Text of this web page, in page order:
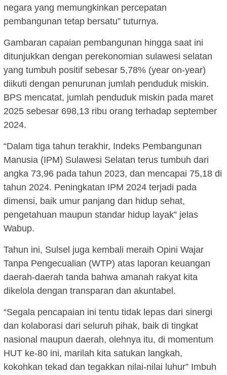
negara yang memungkinkan percepatan
pembangunan tetap bersatu” tuturnya.
Gambaran capaian pembangunan hingga saat ini
ditunjukkan dengan perekonomian sulawesi selatan
yang tumbuh positif sebesar 5,78% (year on-year)
diikuti dengan penurunan jumlah penduduk miskin.
BPS mencatat, jumlah penduduk miskin pada maret
2025 sebesar 698,13 ribu orang terhadap september
2024.
“Dalam tiga tahun terakhir, Indeks Pembangunan
Manusia (IPM) Sulawesi Selatan terus tumbuh dari
angka 73,96 pada tahun 2023, dan mencapai 75,18 di
tahun 2024. Peningkatan IPM 2024 terjadi pada
dimensi, baik umur panjang dan hidup sehat,
pengetahuan maupun standar hidup layak” jelas
Wabup.
Tahun ini, Sulsel juga kembali meraih Opini Wajar
Tanpa Pengecualian (WTP) atas laporan keuangan
daerah-daerah tanda bahwa amanah rakyat kita
dikelola dengan transparan dan akuntabel.
“Segala pencapaian ini tentu tidak lepas dari sinergi
dan kolaborasi dari seluruh pihak, baik di tingkat
nasional maupun daerah, olehnya itu, di momentum
HUT ke-80 ini, marilah kita satukan langkah,
kokohkan tekad dan tegakkan nilai-nilai luhur” Imbuh